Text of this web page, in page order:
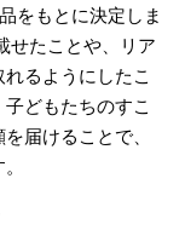
をもとに決定しま
せたことや、リア
るようにしたこ
どもたちのすこ
届けることで、